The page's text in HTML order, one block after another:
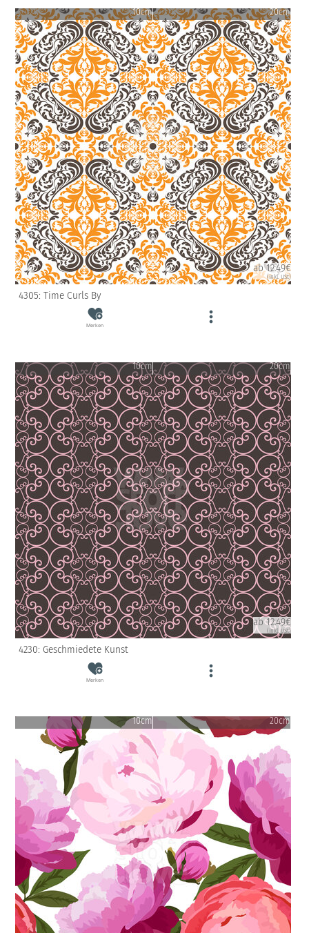
10cm 20cm
ab 12.49€
(inkl. USt)
4305: Time Curls By
Merken
10cm 20cm
ab 12.49€
(inkl. USt)
4230: Geschmiedete Kunst
Merken
10cm 20cm